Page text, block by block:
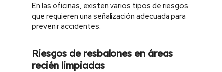
En las oficinas, existen varios tipos de riesgos
que requieren una señalización adecuada para
prevenir accidentes:
Riesgos de resbalones en áreas
recién limpiadas